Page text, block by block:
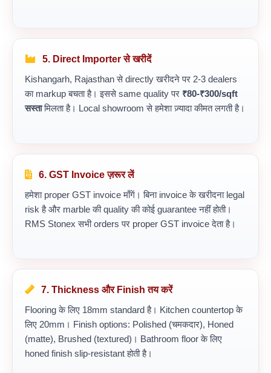
5. Direct Importer से खरीदें
Kishangarh, Rajasthan से directly खरीदने पर 2-3 dealers
का markup बचता है। इससे same quality पर ₹80-₹300/sqft
सस्तामिलता है। Local showroom से हमेशा ज़्यादा कीमत लगती है।
6. GST Invoice ज़रूर लें
हमेशा proper GST invoice माँगें। बिना invoice के खरीदना legal
risk है और marble की quality की कोई guarantee नहीं होती।
RMS Stonex सभी orders पर proper GST invoice देता है।
7. Thickness और Finish तय करें
Flooring के लिए 18mm standard है। Kitchen countertop के
लिए 20mm। Finish options: Polished (चमकदार), Honed
(matte), Brushed (textured)। Bathroom floor के लिए
honed finish slip-resistant होती है।